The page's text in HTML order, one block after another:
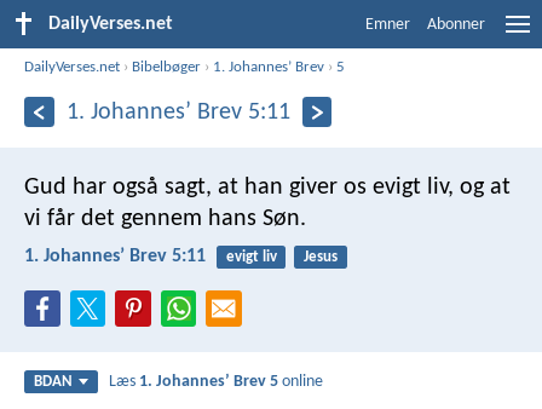
DailyVerses.net Emner Abonner
DailyVerses.net › Bibelbøger › 1. Johannesʼ Brev ›5
1. Johannesʼ Brev 5:11
Gud har også sagt, at han giver os evigt liv, og at
vi får det gennem hans Søn.
1. Johannesʼ Brev 5:11 evigt liv Jesus
BDAN Læs 1. Johannesʼ Brev 5 online